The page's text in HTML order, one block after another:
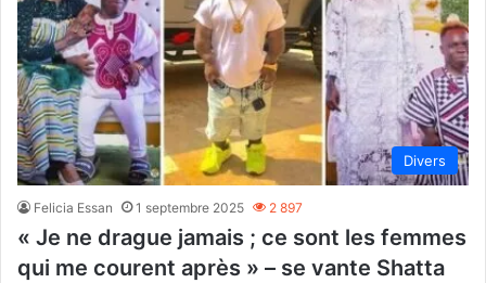
Divers
Felicia Essan 1 septembre 2025 2 897
« Je ne drague jamais ; ce sont les femmes
qui me courent après » – se vante Shatta